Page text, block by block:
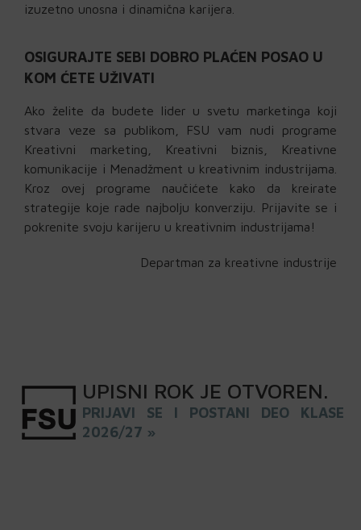
izuzetno unosna i dinamična karijera.
OSIGURAJTE SEBI DOBRO PLAĆEN POSAO U
KOM ĆETE UŽIVATI
Ako želite da budete lider u svetu marketinga koji
stvara veze sa publikom, FSU vam nudi programe
Kreativni marketing, Kreativni biznis, Kreativne
komunikacije i Menadžment u kreativnim industrijama.
Kroz ovej programe naučićete kako da kreirate
strategije koje rade najbolju konverziju. Prijavite se i
pokrenite svoju karijeru u kreativnim industrijama!
Departman za kreativne industrije
UPISNI ROK JE OTVOREN.
PRIJAVI SE I POSTANI DEO KLASE
2026/27 »